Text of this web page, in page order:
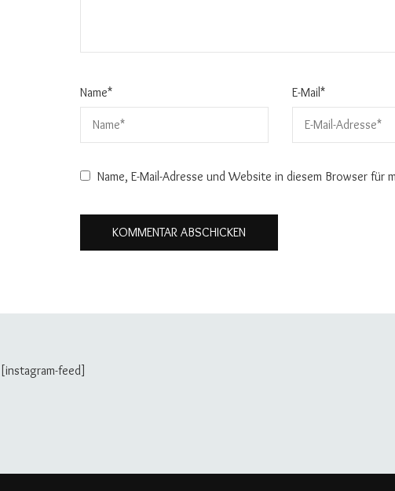
Name* E-Mail*
Name, E-Mail-Adresse und Website in diesem Browser für
[instagram-feed]